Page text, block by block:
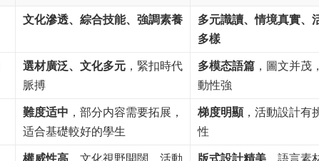
文化滲透、綜合技能、強調素養
多元識讀、情境真實、
多樣
選材廣泛、文化多元 ，緊扣時代
脈搏
多模态語篇 ，圖文并茂
動性強
難度适中 ，部分内容需要拓展，
适合基礎較好的學生
梯度明顯，活動設計有
性
權威性高 ，文化視野開闊，活動
版式設計精美 ，語言素